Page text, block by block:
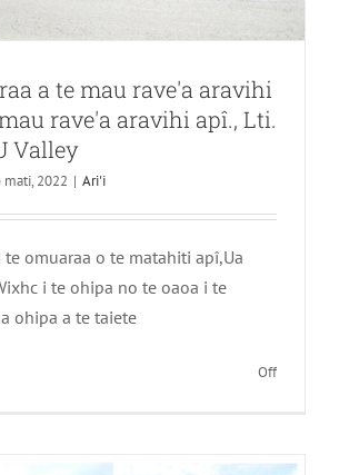
a te mau rave'a aravihi
rave'a aravihi apî., Lti.
Valley
2022 | Ari'i
omuaraa o te matahiti apî,Ua
i te ohipa no te oaoa i te
ohipa a te taiete
Offi
a
ora noa, e tae noa ' tu te hoê
— Te haamana'o nei au i
roa o te mahana hopea